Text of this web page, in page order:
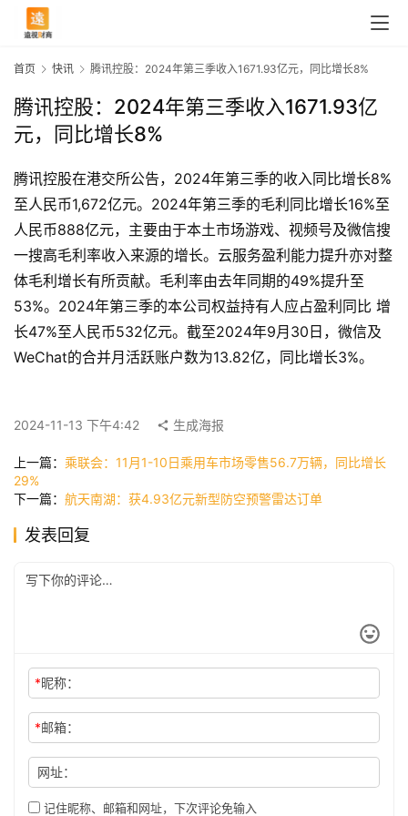
首
页
快
司
科
首页 快讯 腾讯控股：2024年第三季收入1671.93亿元，同比增长8%
腾讯控股：2024年第三季收入1671.93亿
元，同比增长8%
腾讯控股在港交所公告，2024年第三季的收入同比增长8%
至人民币1,672亿元。2024年第三季的毛利同比增长16%至
人民币888亿元，主要由于本土市场游戏、视频号及微信搜
一搜高毛利率收入来源的增长。云服务盈利能力提升亦对整
体毛利增长有所贡献。毛利率由去年同期的49%提升至
53%。2024年第三季的本公司权益持有人应占盈利同比 增
长47%至人民币532亿元。截至2024年9月30日，微信及
WeChat的合并月活跃账户数为13.82亿，同比增长3%。
2024-11-13 下午4:42 生成海报
上一篇： 乘联会：11月1-10日乘用车市场零售56.7万辆，同比增长
29%
下一篇： 航天南湖：获4.93亿元新型防空预警雷达订单
发表回复
*昵称：
*邮箱：
网址：
记住昵称、邮箱和网址，下次评论免输入